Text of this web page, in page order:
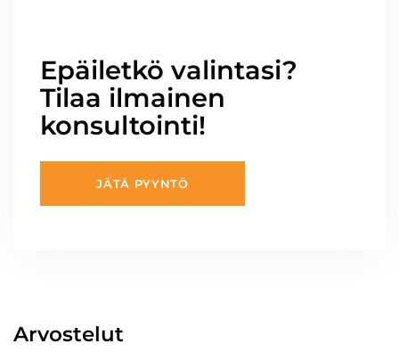
Epäiletkö valintasi?
Tilaa ilmainen
konsultointi!
JÄTÄ PYYNTÖ
Arvostelut